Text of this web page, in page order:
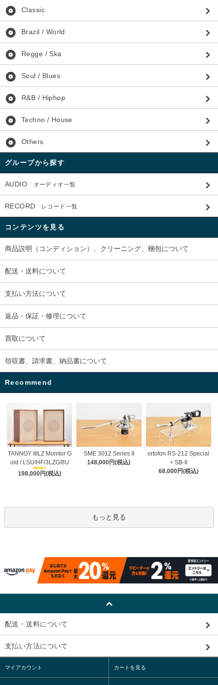
album Classic
album Brazil / World
album Regge / Ska
album Soul / Blues
album R&B / Hiphop
album Techno / House
album Others
グループから探す
AUDIO オーディオ一覧
RECORD レコード一覧
コンテンツを見る
商品説明（コンディション）、クリーニング、梱包について
配送・送料について
支払い方法について
返品・保証・修理について
買取について
領収書、請求書、納品書について
Recommend
TANNOY IIILZ Monitor G
old / LSU/HF/3LZG/8U
198,000円(税込)
SME 3012 Series II
148,000円(税込)
ortofon RS-212 Special
+ SB-II
68,000円(税込)
もっと見る
配送・送料について
支払い方法について
マイアカウント カートを見る